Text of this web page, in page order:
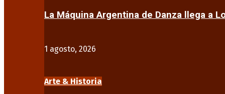
La Máquina Argentina de Danza llega a
1 agosto, 2026
Arte & Historia